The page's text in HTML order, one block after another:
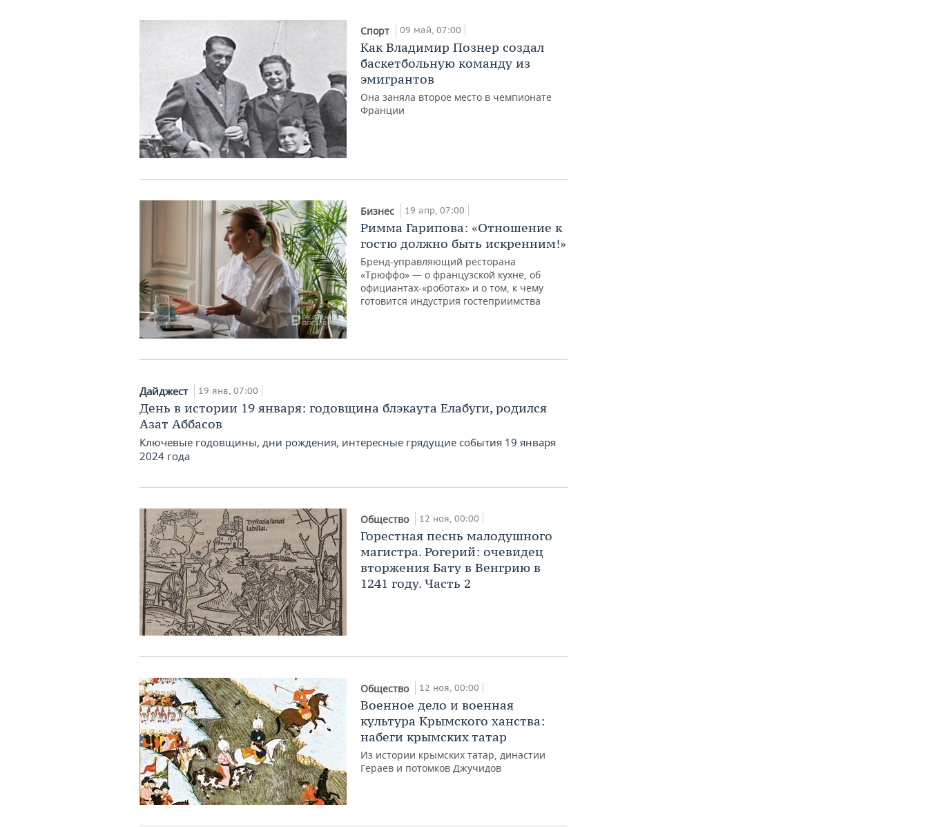
Спорт 09 май, 07:00
Как Владимир Познер создал
баскетбольную команду из
эмигрантов
Она заняла второе место в чемпионате
Франции
Бизнес 19 апр, 07:00
Римма Гарипова: «Отношение к
гостю должно быть искренним!»
Бренд-управляющий ресторана
«Трюффо» — о французской кухне, об
официантах-«роботах» и о том, к чему
готовится индустрия гостеприимства
Дайджест 19 янв, 07:00
День в истории 19 января: годовщина блэкаута Елабуги, родился
Азат Аббасов
Ключевые годовщины, дни рождения, интересные грядущие события 19 января
2024 года
Общество 12 ноя, 00:00
Горестная песнь малодушного
магистра. Рогерий: очевидец
вторжения Бату в Венгрию в
1241 году. Часть 2
Общество 12 ноя, 00:00
Военное дело и военная
культура Крымского ханства:
набеги крымских татар
Из истории крымских татар, династии
Гераев и потомков Джучидов